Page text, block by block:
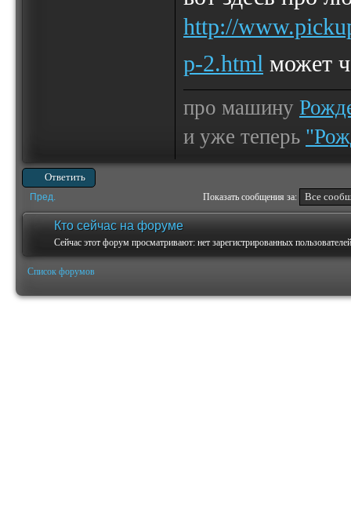
http://
p-2.html может
про машину
и уже теперь
Ответить
Пред. Показать сообщения за:
Кто сейчас на форуме
Сейчас этот форум просматривают: нет зарегистрированных
Список форумов